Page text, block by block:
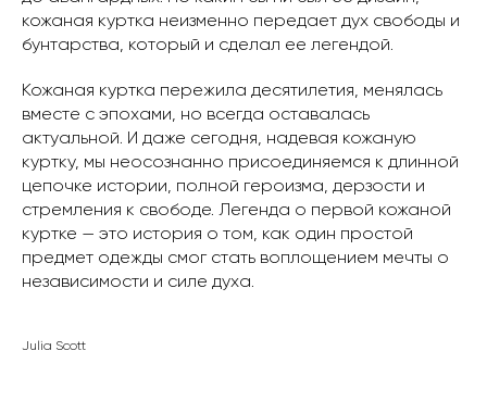
кожаная куртка неизменно передает дух свободы и
бунтарства, который и сделал ее легендой.
Кожаная куртка пережила десятилетия, менялась
вместе с эпохами, но всегда оставалась
актуальной. И даже сегодня, надевая кожаную
куртку, мы неосознанно присоединяемся к длинной
цепочке истории, полной героизма, дерзости и
стремления к свободе. Легенда о первой кожаной
куртке — это история о том, как один простой
предмет одежды смог стать воплощением мечты о
независимости и силе духа.
Julia Scott